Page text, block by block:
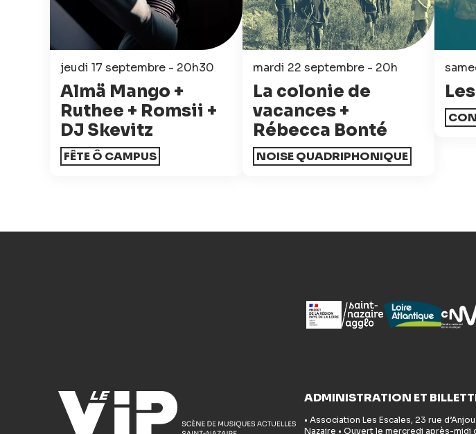
jeudi 17 septembre - 20h30
Almä Mango +
Ruthee + Romsii +
DJ Skevitz
FÊTE Ô CAMPUS
mardi 22 septembre - 20h
La colonie de
vacances +
Rébecca Bonté
NOISE QUADRIPHONIQUE
ADMINISTRATION ET
• Association Les Escales, 23 rue
Nazaire • Ouvert le mercredi après-midi